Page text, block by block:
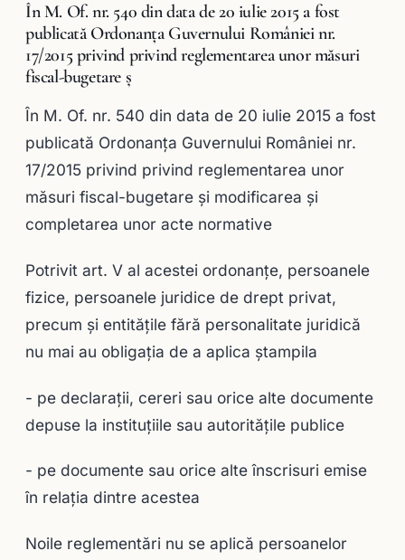
În M. Of. nr. 540 din data de 20 iulie 2015 a fost
publicată Ordonanța Guvernului României nr.
17/2015 privind privind reglementarea unor măsuri
fiscal-bugetare ş
În M. Of. nr. 540 din data de 20 iulie 2015 a fost
publicată Ordonanța Guvernului României nr.
17/2015 privind privind reglementarea unor
măsuri fiscal-bugetare şi modificarea şi
completarea unor acte normative
Potrivit art. V al acestei ordonanțe, persoanele
fizice, persoanele juridice de drept privat,
precum şi entităţile fără personalitate juridică
nu mai au obligaţia de a aplica ştampila
- pe declaraţii, cereri sau orice alte documente
depuse la instituţiile sau autorităţile publice
- pe documente sau orice alte înscrisuri emise
în relaţia dintre acestea
Noile reglementări nu se aplică persoanelor